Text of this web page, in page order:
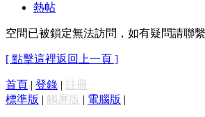
熱帖
空間已被鎖定無法訪問，如有疑問請聯
[ 點擊這裡返回上一頁 ]
首頁 | 登錄 | 註冊
標準版 | 觸屏版 | 電腦版 |